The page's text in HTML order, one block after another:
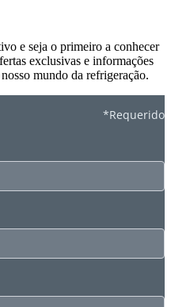
e seja o primeiro a conhecer
exclusivas e informações
mundo da refrigeração.
*Requerido